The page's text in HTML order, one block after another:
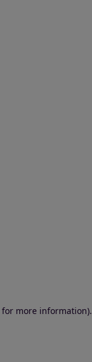
for more information).